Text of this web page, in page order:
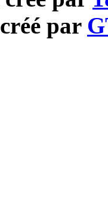
créé par